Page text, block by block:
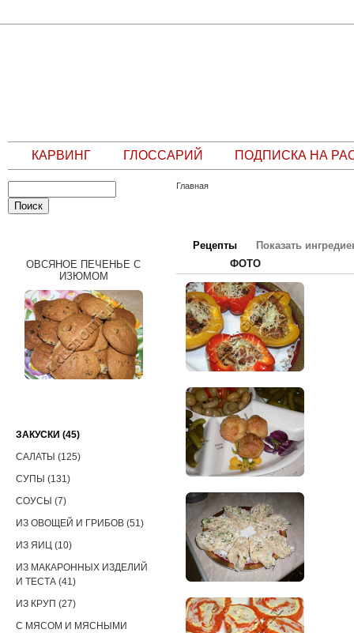
КАРВИНГ ГЛОССАРИЙ ПОДПИСКА НА
Главная
Рецепты
Показать
ФОТО
ОВСЯНОЕ ПЕЧЕНЬЕ С
ИЗЮМОМ
ЗАКУСКИ (45)
САЛАТЫ (125)
СУПЫ (131)
СОУСЫ (7)
ИЗ ОВОЩЕЙ И ГРИБОВ (51)
ИЗ ЯИЦ (10)
ИЗ МАКАРОННЫХ ИЗДЕЛИЙ
И ТЕСТА (41)
ИЗ КРУП (27)
С МЯСОМ И МЯСНЫМИ